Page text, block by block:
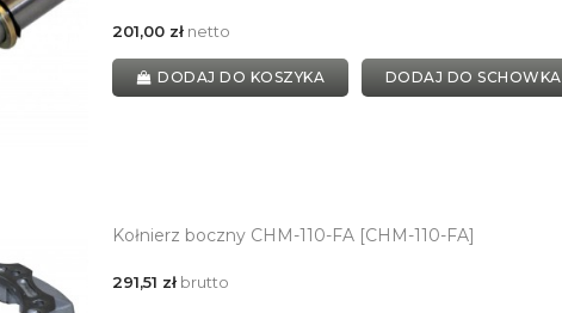
201,00 złnetto
DODAJ DO KOSZYKA DODAJ DO SCHOWKA
Kołnierz boczny CHM-110-FA [CHM-110-FA]
291,51 złbrutto